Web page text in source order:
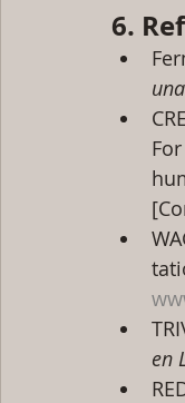
6.
en